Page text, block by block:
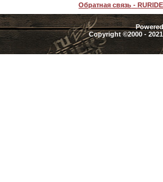
Обратная связь -
Copyright ©2000 -